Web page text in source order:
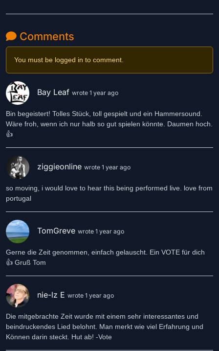
Comments
You must be logged in to comment.
Bay Leaf wrote 1 year ago
Bin begeistert! Tolles Stück, toll gespielt und ein Hammersound.
Wäre froh, wenn ich nur halb so gut spielen könnte. Daumen hoch.
👍
ziggieonline wrote 1 year ago
so moving, i would love to hear this being performed live. love from
portugal
TomGreve wrote 1 year ago
Gerne die Zeit genommen, einfach gelauscht. Ein VOTE für dich
👍 Gruß Tom
nie-lz E wrote 1 year ago
Die mitgebrachte Zeit wurde mit einem sehr interessantes und
beindruckendes Lied belohnt. Man merkt wie viel Erfahrung und
Können darin steckt. Hut ab! -Vote